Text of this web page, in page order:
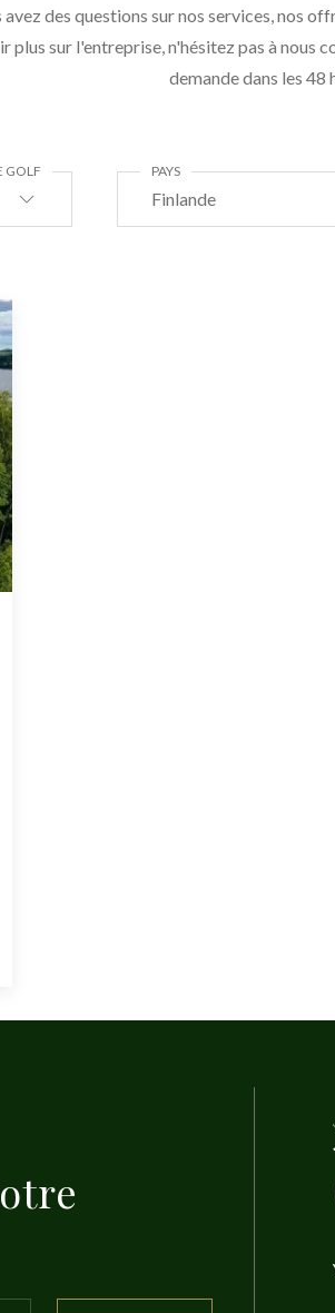
avez des questions sur nos services, nos
plus sur l'entreprise, n'hésitez pas à nous
demande dans les 48
GOLF
Finlande
PAYS